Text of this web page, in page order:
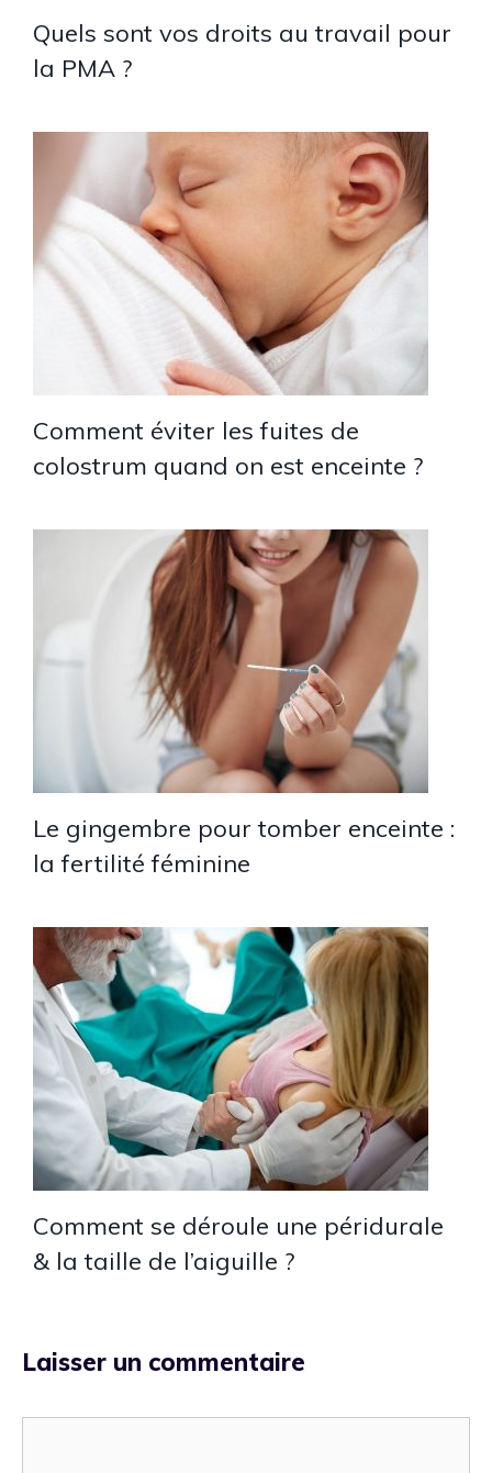
Quels sont vos droits au travail pour
la PMA ?
Comment éviter les fuites de
colostrum quand on est enceinte ?
Le gingembre pour tomber enceinte :
la fertilité féminine
Comment se déroule une péridurale
& la taille de l’aiguille ?
Laisser un commentaire